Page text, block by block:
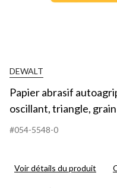
DEWALT
Papier abrasif
oscillant, triangle,
#054-5548-0
Voir détails du produit